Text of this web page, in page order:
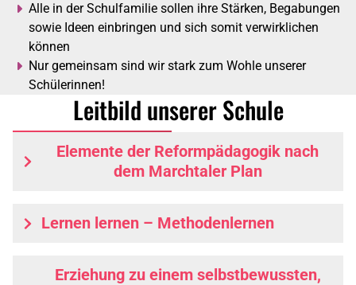
Alle in der Schulfamilie sollen ihre Stärken, Begabungen
sowie Ideen einbringen und sich somit verwirklichen
können
Nur gemeinsam sind wir stark zum Wohle unserer
Schülerinnen!
Leitbild unserer Schule
Elemente der Reformpädagogik nach
dem Marchtaler Plan
Lernen lernen – Methodenlernen
Erziehung zu einem selbstbewussten,